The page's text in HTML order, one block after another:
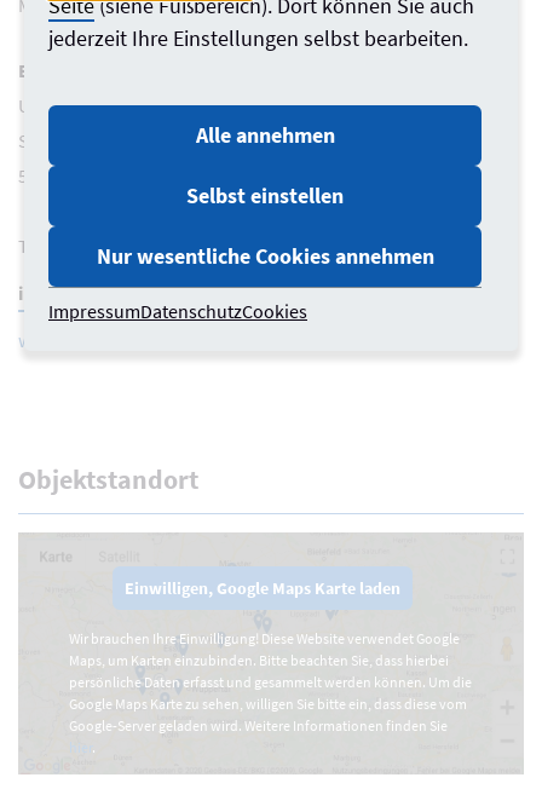
Moritz Griebel, Entwurf und Ausführung
Büro
Ulrich Griebel Planungsgesellschaft mbH
Schillerstraße 6
50968 Köln
Telefon 0221 54811200
info@gpg-architektur.de
www.gpg-architektur.de
Objektstandort
Einwilligen, Google Maps Karte laden
Wir brauchen Ihre Einwilligung! Diese Website verwendet Google
Maps, um Karten einzubinden. Bitte beachten Sie, dass hierbei
persönliche Daten erfasst und gesammelt werden können. Um die
Google Maps Karte zu sehen, willigen Sie bitte ein, dass diese vom
Google-Server geladen wird. Weitere Informationen finden Sie
hier .
jederzeit Ihre Einstellungen selbst bearbeiten.
Alle annehmen
Selbst einstellen
Nur wesentliche Cookies annehmen
ImpressumDatenschutzCookies